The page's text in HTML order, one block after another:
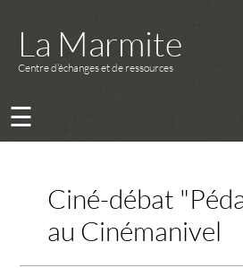
La Marmite
Centre d’échanges et de ressources
☰
Ciné-débat
au Cinémanivel